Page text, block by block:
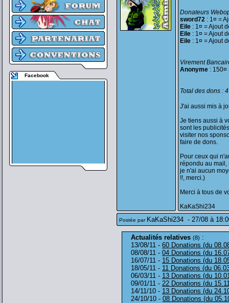
Facebook
Donateurs
sword72 : 1¤ =
Eile : 1¤ = Ajout
Eile : 1¤ = Ajout
Eile : 1¤ = Ajout
Virement
Anonyme : 150¤
Total des dons :
J'ai aussi mis à
Je tiens aussi à
sont les
visiter nos
faire de dons.
Pour ceux qui
répondu au mail,
je n'ai aucun
!!, merci.)
Merci à tous de
KaKaShi234
Postée par KaKaShi234 - 27/08 à
Actualités relatives (8) :
13/08/11 - 60 Donations (du
08/08/11 - 04 Donations (du
16/07/11 - 15 Donations (du
18/05/11 - 11 Donations (du
06/03/11 - 13 Donations (du
09/01/11 - 22 Donations (du
14/11/10 - 13 Donations (du
24/10/10 - 08 Donations (du